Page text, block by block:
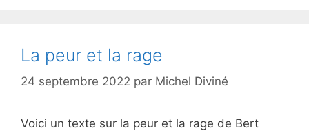
La peur et la rage
24 septembre 2022 par Michel Diviné
Voici un texte sur la peur et la rage de Bert